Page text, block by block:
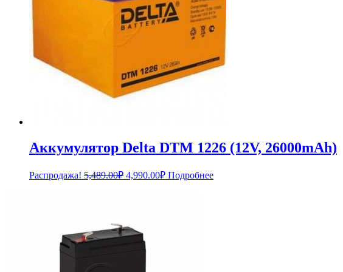
Аккумулятор Delta DTM 1226 (12V, 26000mAh)
Распродажа! 5,489.00₽ Первоначальная
4,990.00₽Текущая
цена:
Подробнее